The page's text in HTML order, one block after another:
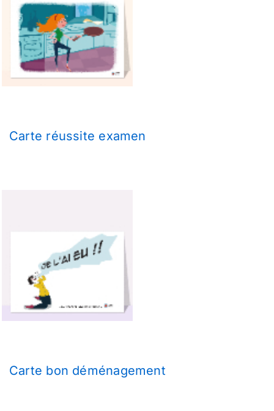
Carte réussite examen
Carte bon déménagement